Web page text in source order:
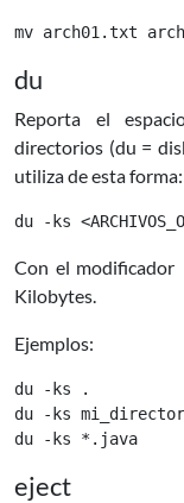
du
Reporta el
directorios (du =
utiliza de esta forma:
Con el modificador
Kilobytes.
Ejemplos:
du -ks .
du -ks
eject